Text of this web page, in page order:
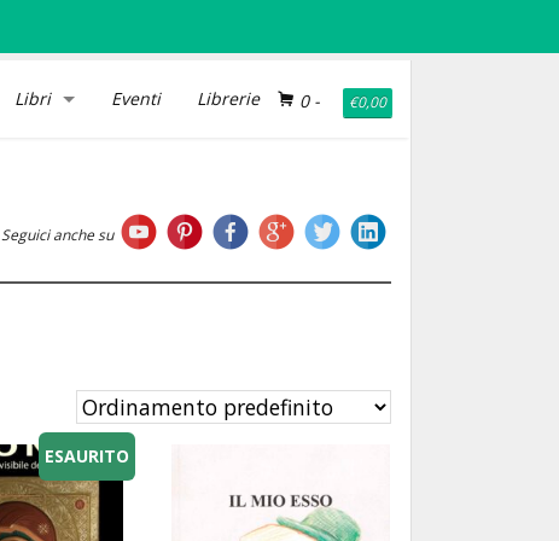
0- €0,00
Libri Eventi Librerie
Seguici anche su
ESAURITO